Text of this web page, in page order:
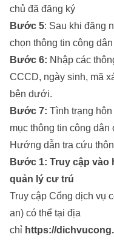
chủ đã đăng ký
Bước 5: Sau khi đăng
chọn thông tin công dân
Bước 6: Nhập các
CCCD, ngày sinh, mã
bên dưới.
Bước 7: Tình trạng
mục thông tin công
Hướng dẫn tra cứu
Bước 1: Truy cập vào
quản lý cư trú
Truy cập Cổng dịch vụ
an) có thể tại địa
chỉ https://